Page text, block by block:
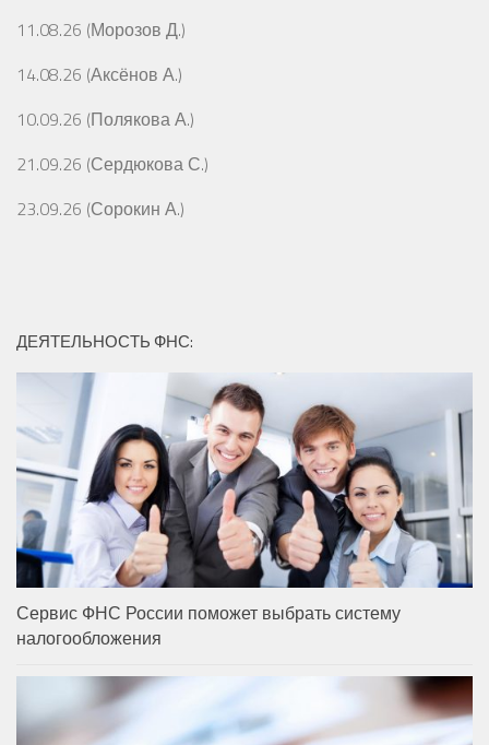
11.08.26 (Морозов Д.)
14.08.26 (Аксёнов А.)
10.09.26 (Полякова А.)
21.09.26 (Сердюкова С.)
23.09.26 (Сорокин А.)
ДЕЯТЕЛЬНОСТЬ ФНС:
Сервис ФНС России поможет выбрать систему
налогообложения